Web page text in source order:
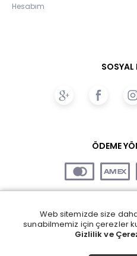
Hesabım
SOSYAL
ÖDEME
Web sitemizde size
sunabilmemiz için çerezler
Gizlilik ve